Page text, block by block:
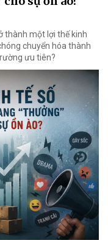
thành một lợi thế kinh
chuyển hóa thành
ưu tiên?